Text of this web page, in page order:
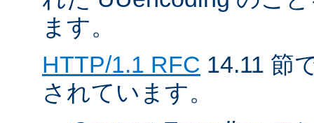
ます。
HTTP/1.1 RFC 14.11 節
されています。